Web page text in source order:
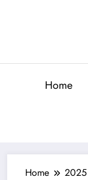
Home
Home 2025